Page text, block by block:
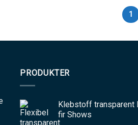
1
PRODUKTER
Klebstoff transparent
fir Shows